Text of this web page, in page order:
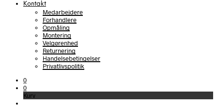
Kontakt
Medarbejdere
Forhandlere
Opmåling
Montering
Velgørenhed
Returnering
Handelsebetingelser
Privatlivspolitik
0
0
Kurv